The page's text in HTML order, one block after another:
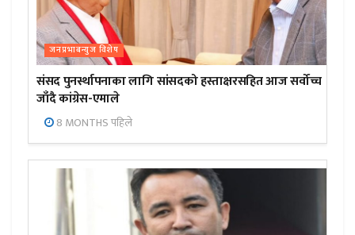
जनप्रभाबन्युज विशेष
संसद पुनर्स्थापनाका लागि सांसदको हस्ताक्षरसहित आज सर्वोच्च
जाँदै कांग्रेस-एमाले
8 MONTHS पहिले